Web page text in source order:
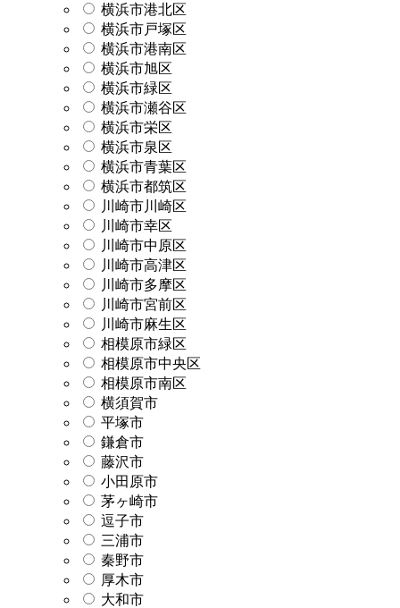
横浜市港北区
横浜市戸塚区
横浜市港南区
横浜市旭区
横浜市緑区
横浜市瀬谷区
横浜市栄区
横浜市泉区
横浜市青葉区
横浜市都筑区
川崎市川崎区
川崎市幸区
川崎市中原区
川崎市高津区
川崎市多摩区
川崎市宮前区
川崎市麻生区
相模原市緑区
相模原市中央区
相模原市南区
横須賀市
平塚市
鎌倉市
藤沢市
小田原市
茅ヶ崎市
逗子市
三浦市
秦野市
厚木市
大和市